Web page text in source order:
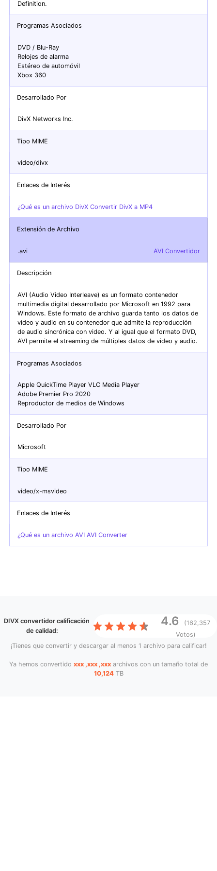
Definition.
Programas Asociados
DVD / Blu-Ray
Relojes de alarma
Estéreo de automóvil
Xbox 360
Desarrollado Por
DivX Networks Inc.
Tipo MIME
video/divx
Enlaces de Interés
¿Qué es un archivo DivX Convertir DivX a MP4
Extensión de Archivo
.avi AVI Convertidor
Descripción
AVI (Audio Video Interleave) es un formato contenedor
multimedia digital desarrollado por Microsoft en 1992 para
Windows. Este formato de archivo guarda tanto los datos de
video y audio en su contenedor que admite la reproducción
de audio sincrónica con video. Y al igual que el formato DVD,
AVI permite el streaming de múltiples datos de video y audio.
Programas Asociados
Apple QuickTime Player VLC Media Player
Adobe Premier Pro 2020
Reproductor de medios de Windows
Desarrollado Por
Microsoft
Tipo MIME
video/x-msvideo
Enlaces de Interés
¿Qué es un archivo AVI AVI Converter
DIVX convertidor calificación
de calidad:
4.6
(162,357
Votos)
¡Tienes que convertir y descargar al menos 1 archivo para calificar!
Ya hemos convertido xxx ,xxx ,xxx archivos con un tamaño total de
10,124TB